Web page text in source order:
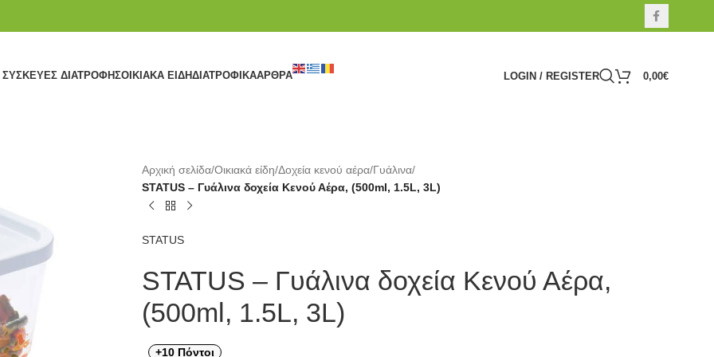
ΣΥΣΚΕΥΈΣ ΔΙΑΤΡΟΦΉΣΟΙΚΙΑΚΆ ΕΊΔΗΔΙΑΤΡΟΦΙΚΆΆΡΘΡΑ LOGIN / REGISTER 0,00€
Αρχική σελίδα/Οικιακά είδη/Δοχεία κενού αέρα/Γυάλινα/
STATUS – Γυάλινα δοχεία Κενού Αέρα, (500ml, 1.5L, 3L)
STATUS
STATUS – Γυάλινα δοχεία Κενού Αέρα,
(500ml, 1.5L, 3L)
+10 Πόντοι